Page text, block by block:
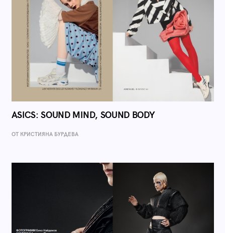
ASICS: SOUND MIND, SOUND BODY
ОТ КРИСТИЯНА БУРДЕВА